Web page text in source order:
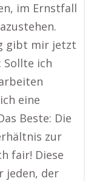
im Ernstfall
gibt mir jetzt
Sollte ich
eine
Beste: Die
zur
fair! Diese
jeden, der